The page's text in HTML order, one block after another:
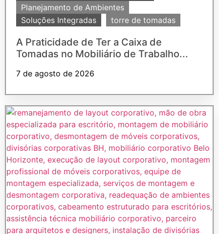
Planejamento de Ambientes
Soluções Integradas
torre de tomadas
A Praticidade de Ter a Caixa de
Tomadas no Mobiliário de Trabalho...
7 de agosto de 2026